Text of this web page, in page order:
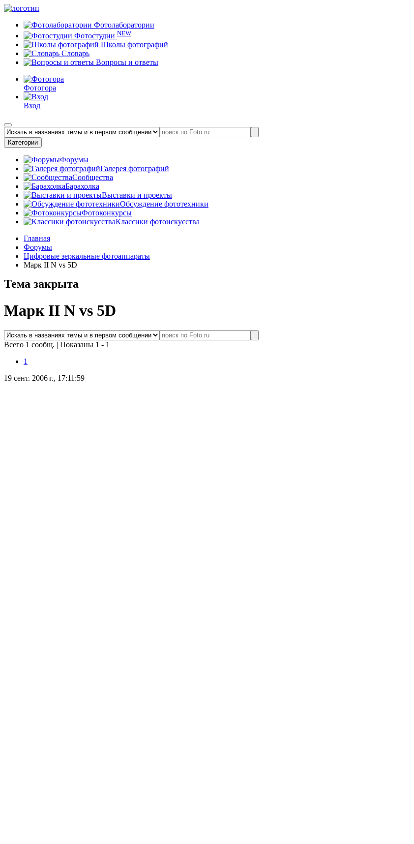
Фотолаборатории
Фотостудии NEW
Школы фотографий
Словарь
Вопросы и ответы
Фотогора
Вход
Категории
Форумы
Галерея фотографий
Сообщества
Барахолка
Выставки и проекты
Обсуждение фототехники
Фотоконкурсы
Классики фотоискусства
Главная
Форумы
Цифровые зеркальные фотоаппараты
Марк II N vs 5D
Тема закрыта
Марк II N vs 5D
Всего 1 сообщ. | Показаны 1 - 1
1
19 сент. 2006 г., 17:11:59